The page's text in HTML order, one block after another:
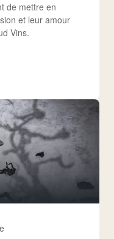
de mettre en
et leur amour
Vins.